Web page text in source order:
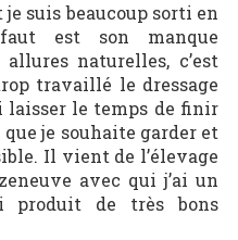
suis beaucoup sorti en
est son manque
naturelles, c’est
travaillé le dressage
le temps de finir
je souhaite garder et
Il vient de l’élevage
avec qui j’ai un
produit de très bons